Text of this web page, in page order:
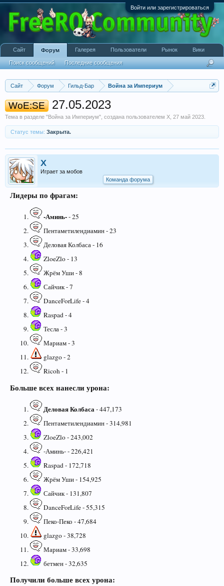
Войти или зарегистрироваться
Сайт Форум Гильд-Бар Война за Империум
WoE:SE 27.05.2023
Тема в разделе "Война за Империум", создана пользователем X 27 май 2023
Статус темы: Закрыта.
X
Играет за мобов
Команда форума
Лидеры по фрагам:
-Аминь-- 25
Пентаметилендиамин - 23
Деловая Колбаса - 16
ZloeZlo - 13
Жрём Уши - 8
Сайчик - 7
DanceForLife - 4
Raspad - 4
Тесла - 3
Мариам - 3
glazgo - 2
Ricoh - 1
Больше всех нанесли урона:
Деловая Колбаса- 447,173
Пентаметилендиамин - 314,981
ZloeZlo - 243,002
-Аминь- - 226,421
Raspad - 172,718
Жрём Уши - 154,925
Сайчик - 131,807
DanceForLife - 55,315
Пеко-Пеко - 47,684
glazgo - 38,728
Мариам - 33,698
бетмен - 32,635
Получили больше всех урона:
Сайт Форум
Поиск сообщений Последние сообщения
Галерея Пользователи Рынок Вики